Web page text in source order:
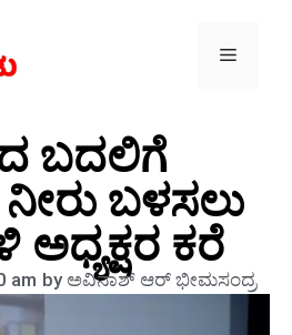
ಬದಲಿಗೆ
ಬಳಸಲು
ಕರೆ
am byಅವಿನಾಶ್‌ ಆರ್‌ ಭೀಮಸಂದ್ರ